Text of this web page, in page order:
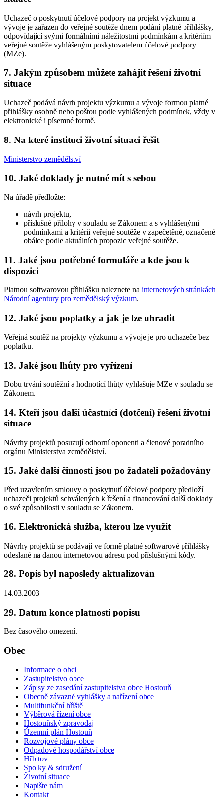
Uchazeč o poskytnutí účelové podpory na projekt výzkumu a
vývoje je zařazen do veřejné soutěže dnem podání platné přihlášky,
odpovídající svými formálními náležitostmi podmínkám a kritériím
veřejné soutěže vyhlášeným poskytovatelem účelové podpory
(MZe).
7. Jakým způsobem můžete zahájit řešení životní
situace
Uchazeč podává návrh projektu výzkumu a vývoje formou platné
přihlášky osobně nebo poštou podle vyhlášených podmínek, vždy v
elektronické i písemné formě.
8. Na které instituci životní situaci řešit
Ministerstvo zemědělství
10. Jaké doklady je nutné mít s sebou
Na úřadě předložte:
návrh projektu,
příslušné přílohy v souladu se Zákonem a s vyhlášenými
podmínkami a kritérii veřejné soutěže v zapečetěné, označené
obálce podle aktuálních propozic veřejné soutěže.
11. Jaké jsou potřebné formuláře a kde jsou k
dispozici
Platnou softwarovou přihlášku naleznete na internetových stránkách
Národní agentury pro zemědělský výzkum.
12. Jaké jsou poplatky a jak je lze uhradit
Veřejná soutěž na projekty výzkumu a vývoje je pro uchazeče bez
poplatku.
13. Jaké jsou lhůty pro vyřízení
Dobu trvání soutěžní a hodnotící lhůty vyhlašuje MZe v souladu se
Zákonem.
14. Kteří jsou další účastníci (dotčení) řešení životní
situace
Návrhy projektů posuzují odborní oponenti a členové poradního
orgánu Ministerstva zemědělství.
15. Jaké další činnosti jsou po žadateli požadovány
Před uzavřením smlouvy o poskytnutí účelové podpory předloží
uchazeči projektů schválených k řešení a financování další doklady
o své způsobilosti v souladu se Zákonem.
16. Elektronická služba, kterou lze využít
Návrhy projektů se podávají ve formě platné softwarové přihlášky
odeslané na danou internetovou adresu pod příslušnými kódy.
28. Popis byl naposledy aktualizován
14.03.2003
29. Datum konce platnosti popisu
Bez časového omezení.
Obec
Informace o obci
Zastupitelstvo obce
Zápisy ze zasedání zastupitelstva obce Hostouň
Obecně závazné vyhlášky a nařízení obce
Multifunkční hřiště
Výběrová řízení obce
Hostouňský zpravodaj
Územní plán Hostouň
Rozvojové plány obce
Odpadové hospodářství obce
Hřbitov
Spolky & sdružení
Životní situace
Napište nám
Kontakt